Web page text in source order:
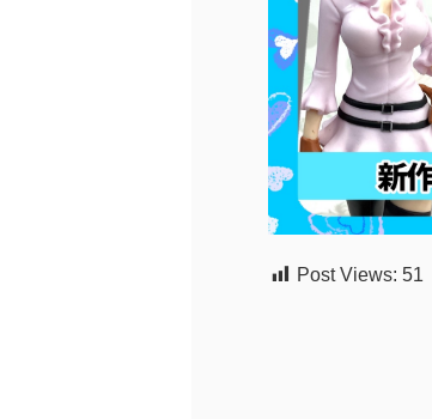
Post Views: 51